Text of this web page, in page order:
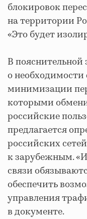
блокировок
на территории
«Это будет
В пояснительной
о необходимости
минимизации
которыми
российские
предлагается
российских сетей
к зарубежным.
связи
обеспечить
управления
в документе.